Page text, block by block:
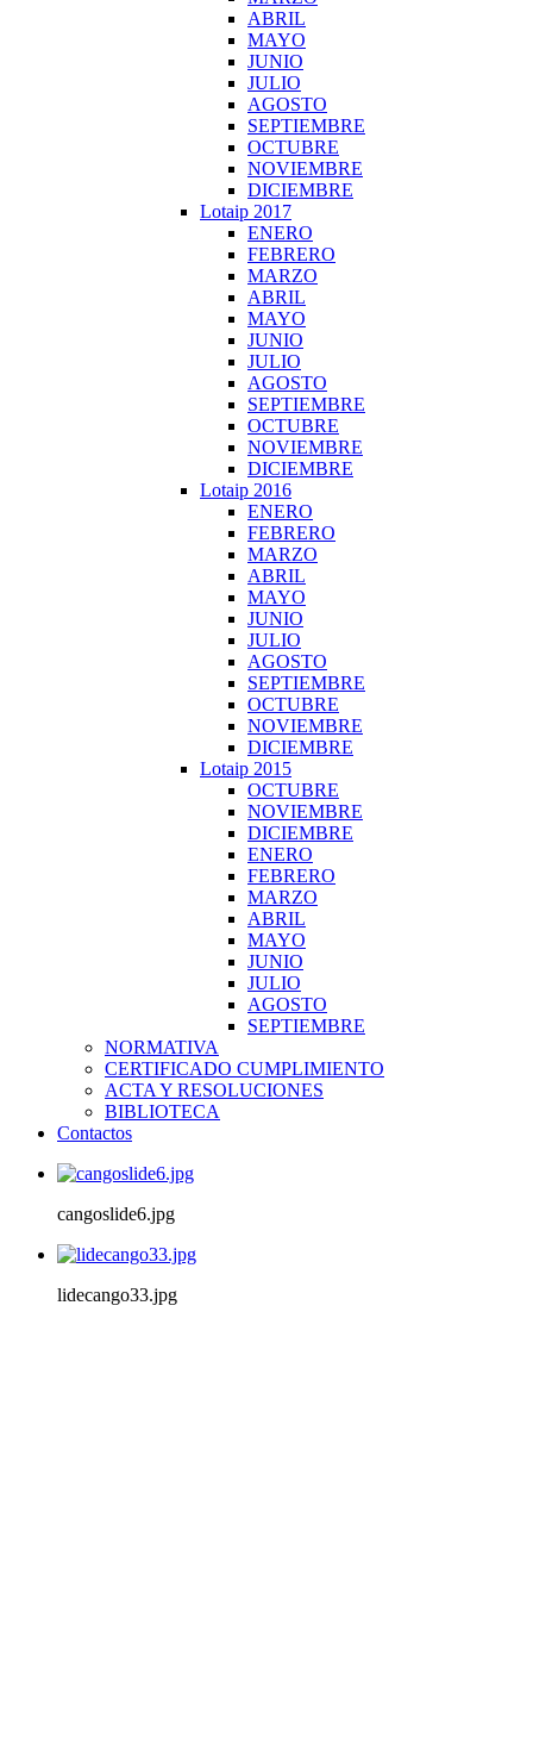
ABRIL
MAYO
JUNIO
JULIO
AGOSTO
SEPTIEMBRE
OCTUBRE
NOVIEMBRE
DICIEMBRE
Lotaip 2017
ENERO
FEBRERO
MARZO
ABRIL
MAYO
JUNIO
JULIO
AGOSTO
SEPTIEMBRE
OCTUBRE
NOVIEMBRE
DICIEMBRE
Lotaip 2016
ENERO
FEBRERO
MARZO
ABRIL
MAYO
JUNIO
JULIO
AGOSTO
SEPTIEMBRE
OCTUBRE
NOVIEMBRE
DICIEMBRE
Lotaip 2015
OCTUBRE
NOVIEMBRE
DICIEMBRE
ENERO
FEBRERO
MARZO
ABRIL
MAYO
JUNIO
JULIO
AGOSTO
SEPTIEMBRE
NORMATIVA
CERTIFICADO CUMPLIMIENTO
ACTA Y RESOLUCIONES
BIBLIOTECA
Contactos
cangoslide6.jpg
lidecango33.jpg